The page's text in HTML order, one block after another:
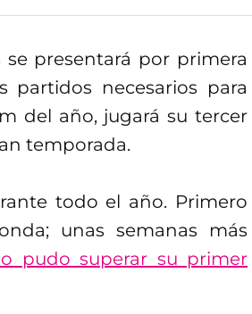
se presentará por primera
partidos necesarios para
del año, jugará su tercer
temporada.
todo el año. Primero
unas semanas más
pudo superar su primer